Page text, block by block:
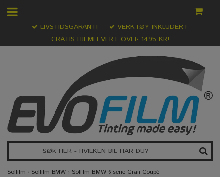
GRATIS HJEMLEVERT OVER 1495 KR!
LIVSTIDSGARANTI VERKTØY INKLUDERT
Solfilm › Solfilm BMW › Solfilm BMW 6-serie Gran Coupé